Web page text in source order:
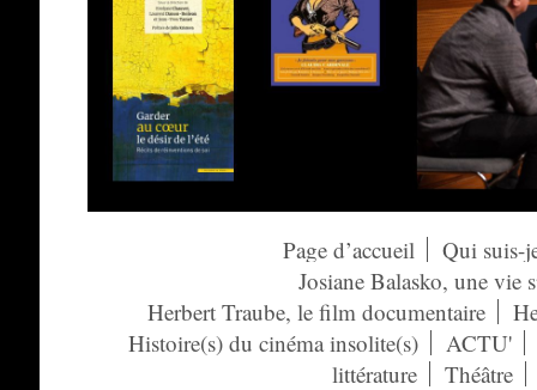
Page d’accueil
Qui suis-
Josiane Balasko, une vie
Herbert Traube, le film documentaire
Histoire(s) du cinéma insolite(s)
ACTU'
littérature
Théâtre